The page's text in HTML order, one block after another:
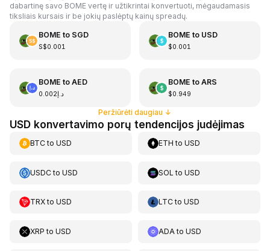
dabartinę savo BOME vertę ir užtikrintai konvertuoti, mėgaudamasis
tiksliais kursais ir be jokių paslėptų kainų spreadų.
BOME to SGD
S$0.001
BOME to USD
$0.001
BOME to AED
د.إ0.002
BOME to ARS
$0.949
Peržiūrėti daugiau ↓
USD konvertavimo porų tendencijos judėjimas
BTCto USD ETH toUSD
USDCto USD SOL toUSD
TRXto USD LTCtoUSD
XRP to USD ADA toUSD